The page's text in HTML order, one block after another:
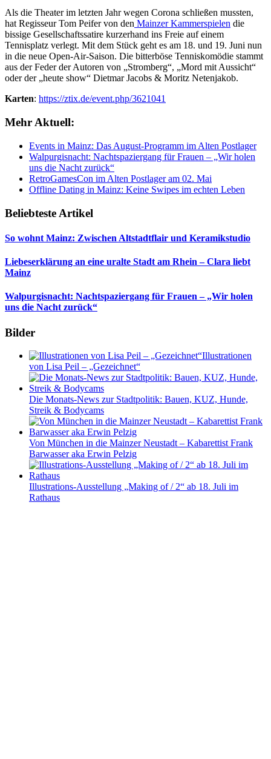
Als die Theater im letzten Jahr wegen Corona schließen mussten,
hat Regisseur Tom Peifer von den Mainzer Kammerspielen die
bissige Gesellschaftssatire kurzerhand ins Freie auf einem
Tennisplatz verlegt. Mit dem Stück geht es am 18. und 19. Juni nun
in die neue Open-Air-Saison. Die bitterböse Tenniskomödie stammt
aus der Feder der Autoren von „Stromberg“, „Mord mit Aussicht“
oder der „heute show“ Dietmar Jacobs & Moritz Netenjakob.
Karten: https://ztix.de/event.php/3621041
Mehr Aktuell:
Events in Mainz: Das August-Programm im Alten Postlager
Walpurgisnacht: Nachtspaziergang für Frauen – „Wir holen
uns die Nacht zurück“
RetroGamesCon im Alten Postlager am 02. Mai
Offline Dating in Mainz: Keine Swipes im echten Leben
Beliebteste Artikel
So wohnt Mainz: Zwischen Altstadtflair und Keramikstudio
Liebeserklärung an eine uralte Stadt am Rhein – Clara liebt
Mainz
Walpurgisnacht: Nachtspaziergang für Frauen – „Wir holen
uns die Nacht zurück“
Bilder
Illustrationen
von Lisa Peil – „Gezeichnet“
Die Monats-News zur Stadtpolitik: Bauen, KUZ, Hunde,
Streik & Bodycams
Von München in die Mainzer Neustadt – Kabarettist Frank
Barwasser aka Erwin Pelzig
Illustrations-Ausstellung „Making of / 2“ ab 18. Juli im
Rathaus